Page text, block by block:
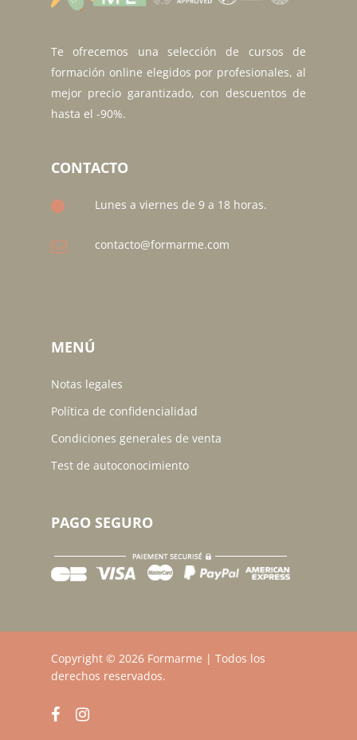
Subtotal:
Te ofrecemos una selección de cursos de
formación online elegidos por profesionales, al
mejor precio garantizado, con descuentos de
hasta el -90%.
CONTACTO
Lunes a viernes de 9 a 18 horas.
contacto@formarme.com
MENÚ
Notas legales
Política de confidencialidad
Condiciones generales de venta
Test de autoconocimiento
PAGO SEGURO
Copyright © 2026 Formarme | Todos los
derechos reservados.
facebookinstagram